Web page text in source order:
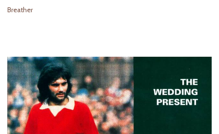
Breather